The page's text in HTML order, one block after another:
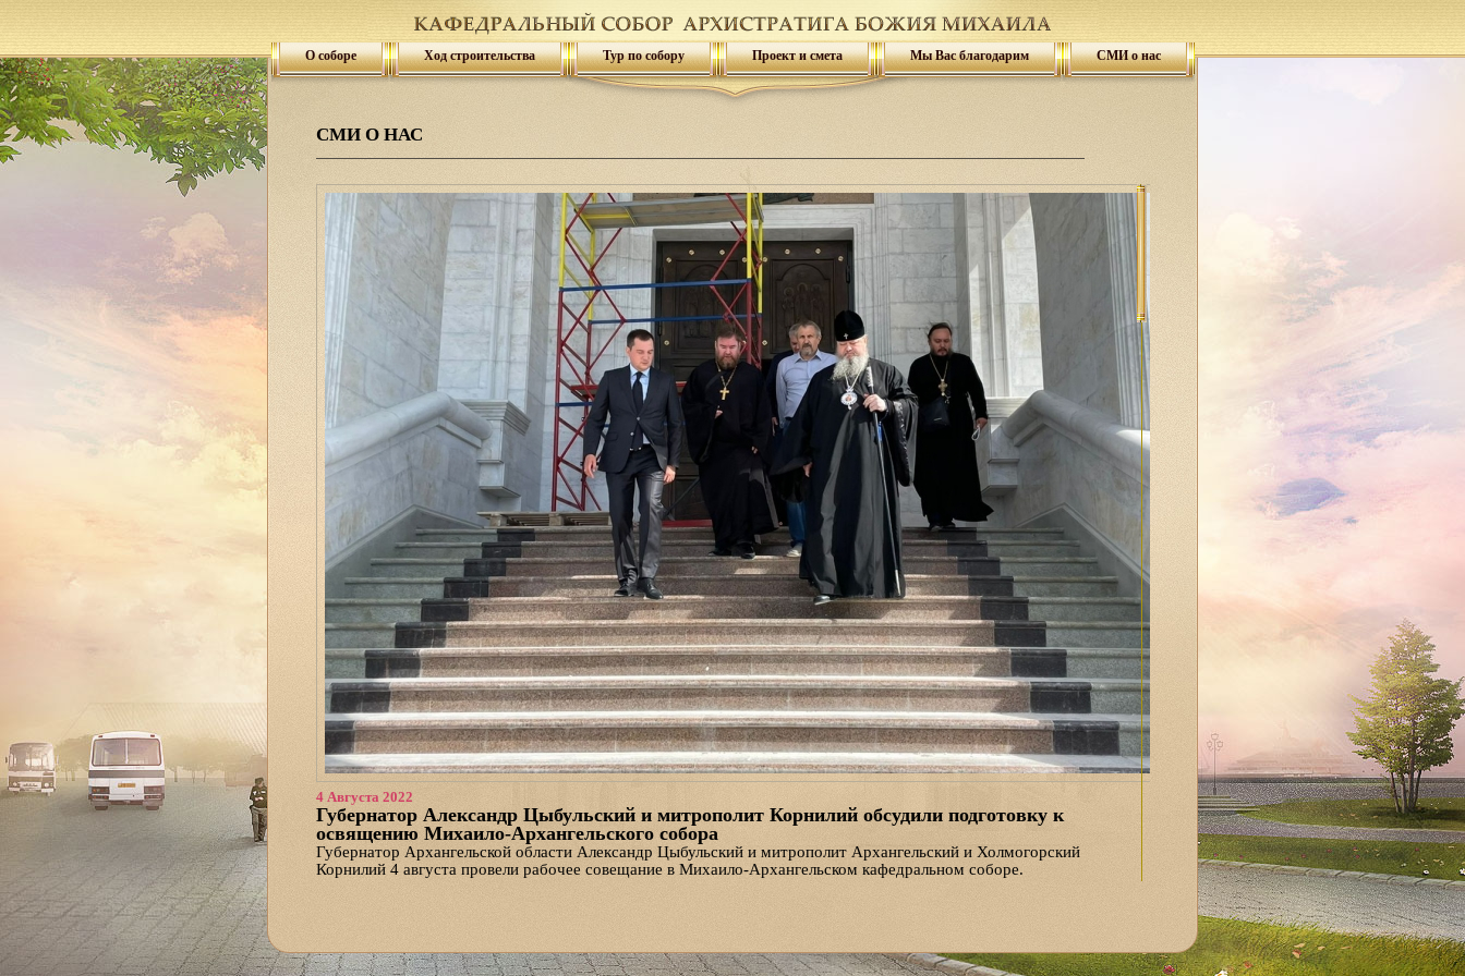
О соборе Ход строительства Тур по собору Проект и смета Мы Вас благодарим СМИ о нас
СМИ О НАС
4 Августа 2022
Губернатор Александр Цыбульский и митрополит Корнилий обсудили подготовку к
освящению Михаило-Архангельского собора
Губернатор Архангельской области Александр Цыбульский и митрополит Архангельский и Холмогорский
Корнилий 4 августа провели рабочее совещание в Михаило-Архангельском кафедральном соборе.
Архангельской епархии. Архитектор собора Дмитрий Яскорский рассказал главе региона и архипастырю о
текущем положении дел.